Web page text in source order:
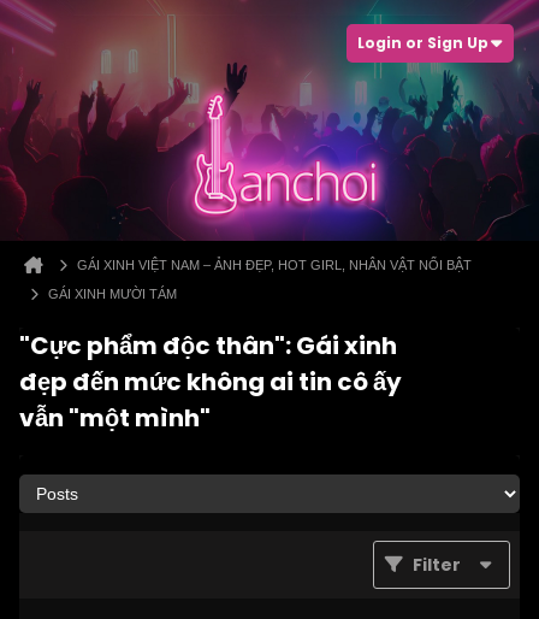
Login or Sign Up
GÁI XINH VIỆT NAM – ẢNH ĐẸP, HOT GIRL, NHÂN VẬT NỔI BẬT
GÁI XINH MƯỜI TÁM
"Cực phẩm độc thân": Gái xinh
đẹp đến mức không ai tin cô ấy
vẫn "một mình"
Filter